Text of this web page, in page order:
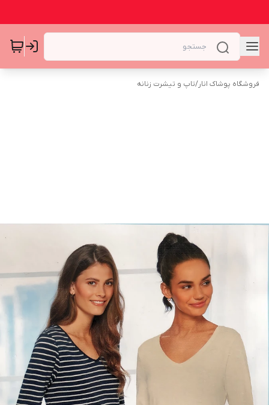
فروشگاه پوشاک انار/تاپ و تیشرت زنانه